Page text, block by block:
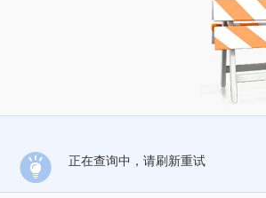
正在查询中，请刷新重试